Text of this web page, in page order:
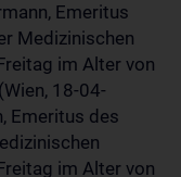
Emeritus
Medizinischen
im Alter von
18-04-
Emeritus des
im Alter von